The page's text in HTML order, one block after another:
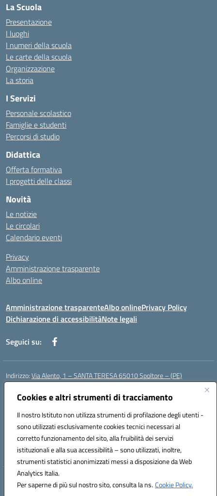
Cookies e altri strumenti di tracciamento
Il nostro Istituto non utilizza strumenti di profilazione degli utenti -
sono utilizzati esclusivamente cookies tecnici necessari al
corretto funzionamento del sito, alla fruibilità dei servizi
istituzionali e alla sua accessibilità – sono utilizzati, inoltre,
strumenti statistici anonimizzati messi a disposizione da Web
Analytics Italia.
Per saperne di più sul nostro sito, consulta la ns.Cookie Policy.
La Scuola
Presentazione
I luoghi
I numeri della scuola
Le carte della scuola
Organizzazione
La storia
I Servizi
Personale scolastico
Famiglie e studenti
Percorsi di studio
Didattica
Offerta formativa
I progetti delle classi
Novità
Le notizie
Le circolari
Calendario eventi
Privacy
Amministrazione trasparente
Albo online
Amministrazione trasparenteAlbo onlinePrivacy Policy
Dichiarazione di accessibilitàNote legali
Seguici su:
Indirizzo:Via Alento, 1 – SANTA TERESA 65010 Spoltore – (PE)
Centralino:
Posta elettronica certificata (PEC):peee052003@pec.istruzione.it
Codice fiscale: 80006490686
Codice meccanografico:peee052003
Codice Indice delle Pubbliche Amministrazioni (IPA): istsc_peee052003
Codice unico di fatturazione (CUF): UF01MF
Hosting & Powered by 3D Solution S.r.l.
Concept & Design by Designers Italia